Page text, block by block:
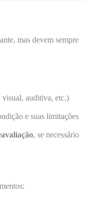
mas devem sempre
visual, auditiva, etc.)
e suas limitações
, se necessário